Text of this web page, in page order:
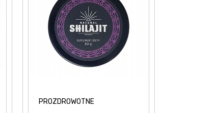
PROZDROWOTNE